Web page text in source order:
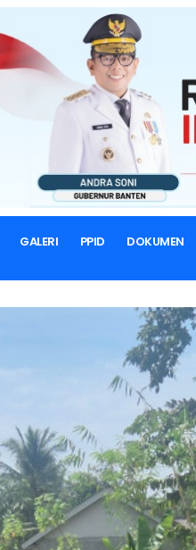
GALERI PPID DOKUMEN